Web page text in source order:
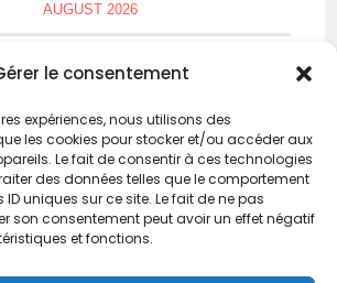
le consentement
expériences, nous utilisons des
les cookies pour stocker et/ou accéder aux
Le fait de consentir à ces technologies
des données telles que le comportement
uniques sur ce site. Le fait de ne pas
son consentement peut avoir un effet négatif
et fonctions.
AUGUST 2026
5 6 7 8 9
12 13 14 15 16
19 20 21 22 23